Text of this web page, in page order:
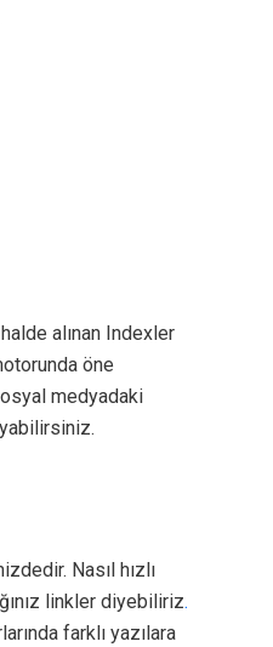
alınan Indexler
öne
medyadaki
Nasıl hızlı
linkler diyebiliriz.
farklı yazılara